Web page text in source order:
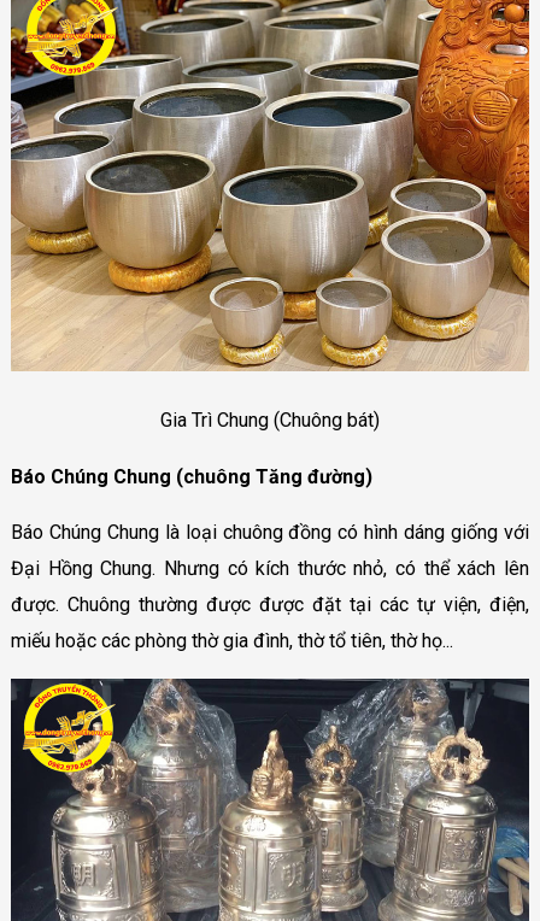
Gia Trì Chung (Chuông bát)
Báo Chúng Chung (chuông Tăng đường)
Báo Chúng Chung là loại chuông đồng có hình dáng giống với
Đại Hồng Chung. Nhưng có kích thước nhỏ, có thể xách lên
được. Chuông thường được được đặt tại các tự viện, điện,
miếu hoặc các phòng thờ gia đình, thờ tổ tiên, thờ họ...